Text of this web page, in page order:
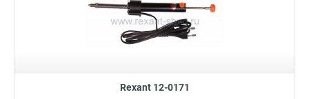
Rexant 12-0171